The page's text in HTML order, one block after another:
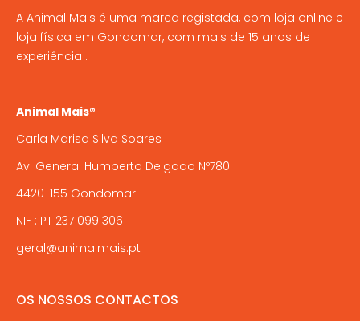
be
chosen
A Animal Mais é uma marca registada, com loja online e
loja física em Gondomar, com mais de 15 anos de
experiência .
Animal Mais®
Carla Marisa Silva Soares
Av. General Humberto Delgado Nº780
4420-155 Gondomar
NIF : PT 237 099 306
geral@animalmais.pt
OS NOSSOS CONTACTOS